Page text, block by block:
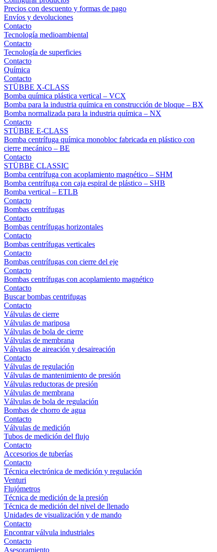
Precios con descuento y formas de pago
Envíos y devoluciones
Contacto
Tecnología medioambiental
Contacto
Tecnología de superficies
Contacto
Química
Contacto
STÜBBE X-CLASS
Bomba química plástica vertical – VCX
Bomba para la industria química en construcción de bloque – BX
Bomba normalizada para la industria química – NX
Contacto
STÜBBE E-CLASS
Bomba centrífuga química monobloc fabricada en plástico con
cierre mecánico – BE
Contacto
STÜBBE CLASSIC
Bomba centrífuga con acoplamiento magnético – SHM
Bomba centrífuga con caja espiral de plástico – SHB
Bomba vertical – ETLB
Contacto
Bombas centrífugas
Contacto
Bombas centrífugas horizontales
Contacto
Bombas centrífugas verticales
Contacto
Bombas centrífugas con cierre del eje
Contacto
Bombas centrífugas con acoplamiento magnético
Contacto
Buscar bombas centrifugas
Contacto
Válvulas de cierre
Válvulas de mariposa
Válvulas de bola de cierre
Válvulas de membrana
Válvulas de aireación y desaireación
Contacto
Válvulas de regulación
Válvulas de mantenimiento de presión
Válvulas reductoras de presión
Válvulas de membrana
Válvulas de bola de regulación
Bombas de chorro de agua
Contacto
Válvulas de medición
Tubos de medición del flujo
Contacto
Accesorios de tuberías
Contacto
Técnica electrónica de medición y regulación
Venturi
Flujómetros
Técnica de medición de la presión
Técnica de medición del nivel de llenado
Unidades de visualización y de mando
Contacto
Encontrar válvula industriales
Contacto
Asesoramiento